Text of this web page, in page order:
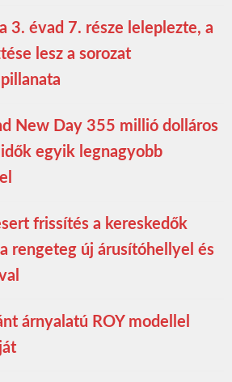
3. évad 7. része leleplezte, a
lesz a sorozat
New Day 355 millió dolláros
egyik legnagyobb
frissítés a kereskedők
rengeteg új árusítóhellyel és
árnyalatú ROY modellel